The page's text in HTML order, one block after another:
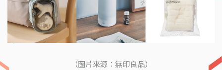
（圖片來源：無印良品）